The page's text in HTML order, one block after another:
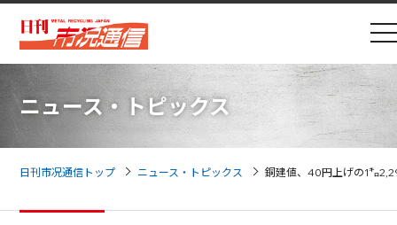
ニュース・トピックス
日刊市况通信トップ ニュース・トピックス 銅建値、40円上げの1㌔